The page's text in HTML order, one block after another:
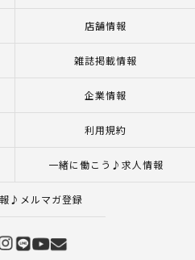
店舗情報
雑誌掲載情報
企業情報
利用規約
一緒に働こう♪求人情報
♪メルマガ登録